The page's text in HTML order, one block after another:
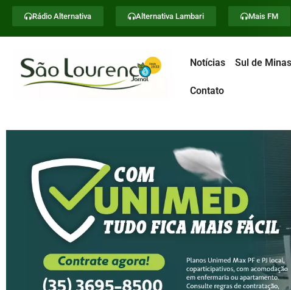
Rádio Alternativa Alternativa Lambari Mais FM
Notícias Sul de Minas
Contato